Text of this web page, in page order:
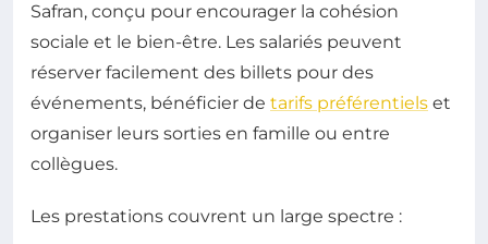
Safran, conçu pour encourager la cohésion
sociale et le bien-être. Les salariés peuvent
réserver facilement des billets pour des
événements, bénéficier de tarifs préférentiels et
organiser leurs sorties en famille ou entre
collègues.
Les prestations couvrent un large spectre :